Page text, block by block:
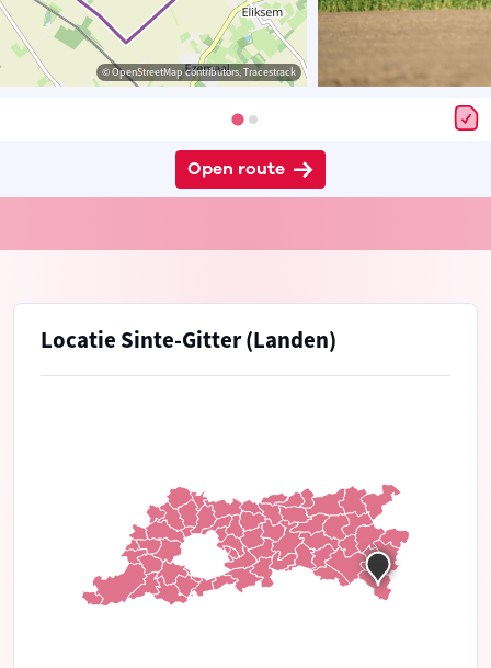
© OpenStreetMap contributors, Tracestrack
Open route
Locatie Sinte-Gitter (Landen)